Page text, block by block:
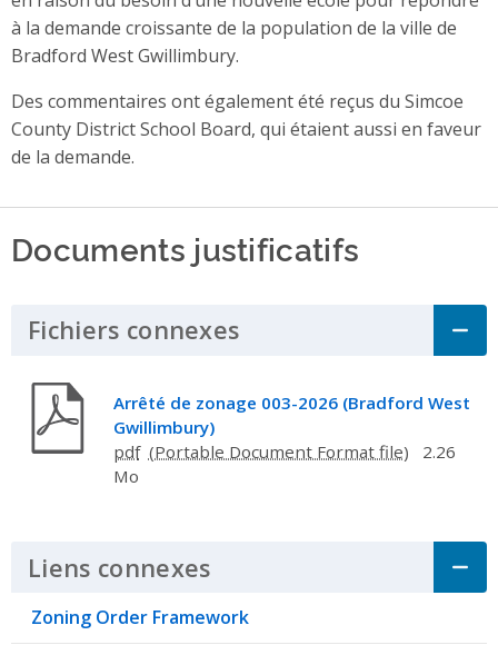
à la demande croissante de la population de la ville de
Bradford West Gwillimbury.
Des commentaires ont également été reçus du Simcoe
County District School Board, qui étaient aussi en faveur
de la demande.
Documents justificatifs
Fichiers connexes Click to Expand
Arrêté de zonage 003-2026 (Bradford West
Gwillimbury)
pdf
2.26
Mo
Liens connexes Click to Expand
Zoning Order Framework